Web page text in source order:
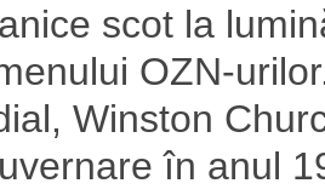
scot la
OZN-
Winston
în anul